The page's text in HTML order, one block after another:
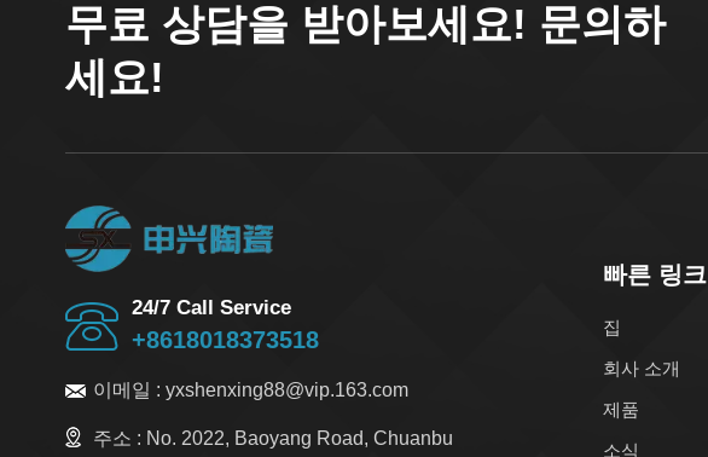
무료 상담을 받아보세요! 문의하
세요!
24/7 Call Service
+8618018373518
이메일 :yxshenxing88@vip.163.com
주소 : No. 2022, Baoyang Road, Chuanbu
빠른 링크
집
회사 소개
제품
소식